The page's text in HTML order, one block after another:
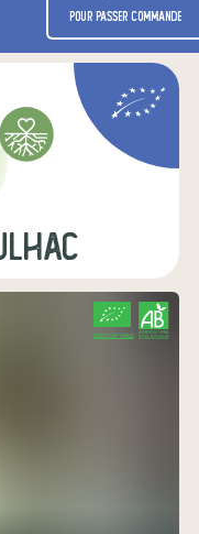
pour passer commande
CERTIFIÉ PAR FR-BIO-01
AGRICULTURE FRANCE